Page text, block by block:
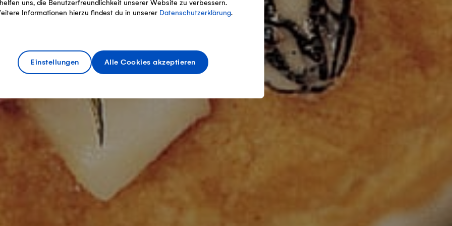
uns, die Benutzerfreundlichkeit unserer Website zu verbessern.
Informationen hierzu findest du in unserer Datenschutzerklärung.
Einstellungen Alle Cookies akzeptieren